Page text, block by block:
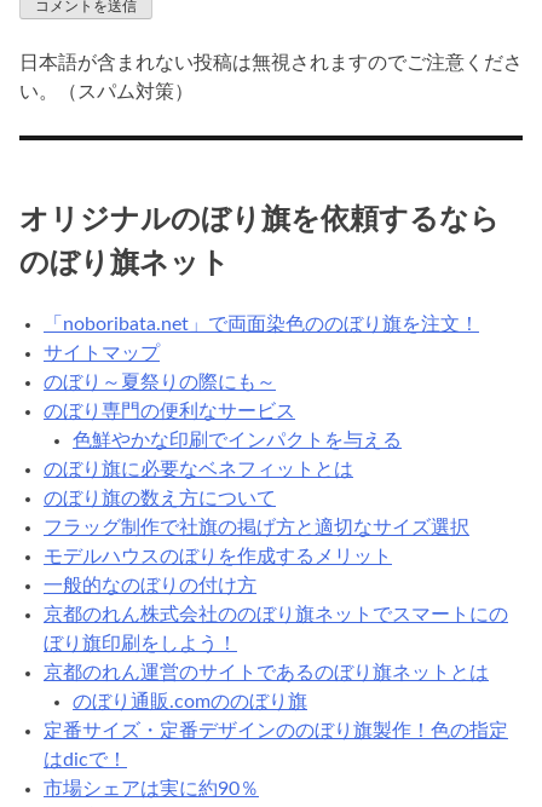
日本語が含まれない投稿は無視されますのでご注意くださ
い。（スパム対策）
オリジナルのぼり旗を依頼するなら
のぼり旗ネット
「noboribata.net」で両面染色ののぼり旗を注文！
サイトマップ
のぼり～夏祭りの際にも～
のぼり専門の便利なサービス
色鮮やかな印刷でインパクトを与える
のぼり旗に必要なベネフィットとは
のぼり旗の数え方について
フラッグ制作で社旗の掲げ方と適切なサイズ選択
モデルハウスのぼりを作成するメリット
一般的なのぼりの付け方
京都のれん株式会社ののぼり旗ネットでスマートにの
ぼり旗印刷をしよう！
京都のれん運営のサイトであるのぼり旗ネットとは
のぼり通販.comののぼり旗
定番サイズ・定番デザインののぼり旗製作！色の指定
はdicで！
市場シェアは実に約90％